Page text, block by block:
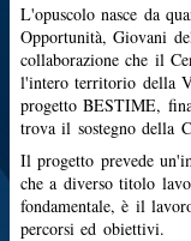
L'opuscolo nasce da
Opportunità, Giovani
collaborazione che il
l'intero territorio della
progetto BESTIME,
trova il sostegno della
Il progetto prevede
che a diverso titolo
fondamentale, è il
percorsi ed obiettivi.